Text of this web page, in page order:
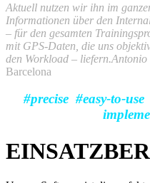
Aktuell nutzen wir ihn im
Informationen über den
– für den gesamten
mit GPS-Daten, die uns
den Workload – liefern.Antonio
Barcelona
#precise #easy-to-